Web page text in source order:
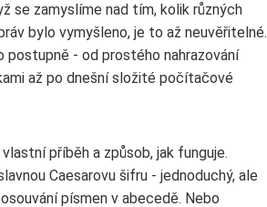
se zamyslíme nad tím, kolik různých
bylo vymyšleno, je to až neuvěřitelné.
postupně - od prostého nahrazování
až po dnešní složité počítačové
příběh a způsob, jak funguje.
Caesarovu šifru - jednoduchý, ale
písmen v abecedě. Nebo